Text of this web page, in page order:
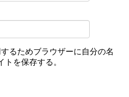
るためブラウザーに自分の名
を保存する。